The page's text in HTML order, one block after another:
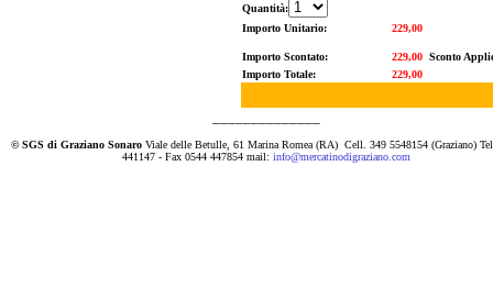
Quantità:
Importo Unitario:
229,00
Importo Scontato: 229,00 Sconto
Importo Totale:
229,00
© SGS di Graziano Sonaro Viale delle Betulle, 61 Marina Romea (RA) Cell. 349 5548154 (Graziano)
441147 - Fax 0544 447854 mail: info@mercatinodigraziano.com